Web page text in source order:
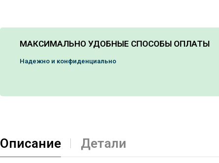
МАКСИМАЛЬНО УДОБНЫЕ СПОСОБЫ ОПЛАТЫ
Надежно и конфиденциально
Описание Детали